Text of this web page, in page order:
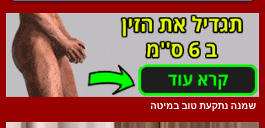
שמנה נתקעת טוב במיטה